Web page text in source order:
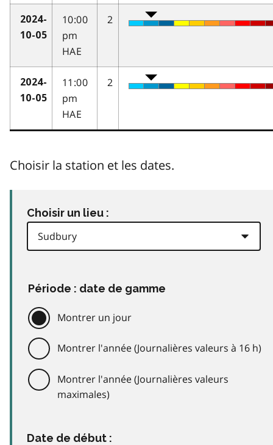
2024-
10-05
10:00
pm
HAE
2
2024-
10-05
11:00
pm
HAE
2
Choisir la station et les dates.
Choisir un lieu :
Période : date de gamme
Montrer un jour
Montrer l'année (Journalières valeurs à 16 h)
Montrer l'année (Journalières valeurs
maximales)
Date de début :